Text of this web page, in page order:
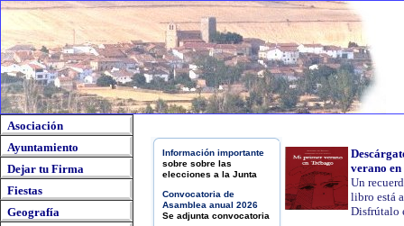
Asociación
Ayuntamiento
Dejar tu Firma
Fiestas
Geografía
sobresobre las
elecciones a la Junta
Asamblea anual 2026
Se adjunta convocatoria
verano
Un
libro está
Disfrútalo